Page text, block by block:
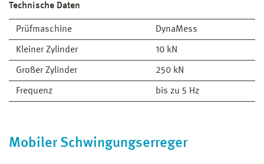
Technische Daten
Prüfmaschine DynaMess
Kleiner Zylinder 10 kN
Großer Zylinder 250 kN
Frequenz bis zu 5 Hz
Mobiler Schwingungserreger